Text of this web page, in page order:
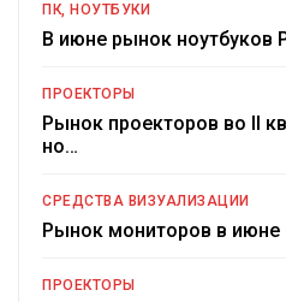
ПК, НОУТБУКИ
В июне рынок ноутбуков
ПРОЕКТОРЫ
Рынок проекторов во II
но…
СРЕДСТВА ВИЗУАЛИЗАЦИИ
Рынок мониторов в июне
ПРОЕКТОРЫ